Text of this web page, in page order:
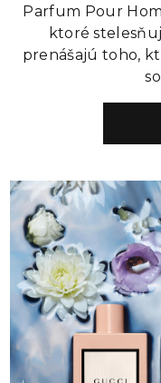
Parfum Pour
ktoré
prenášajú toho,